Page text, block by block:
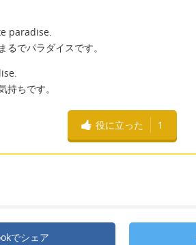
paradise.
るでパラダイスです。
持ちです。
役に立った 1
でシェア